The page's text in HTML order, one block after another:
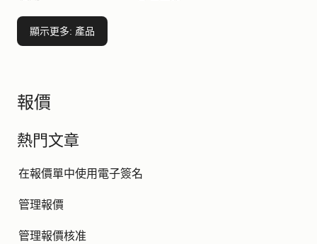
顯示更多: 產品
報價
熱門文章
在報價單中使用電子簽名
管理報價
管理報價核准